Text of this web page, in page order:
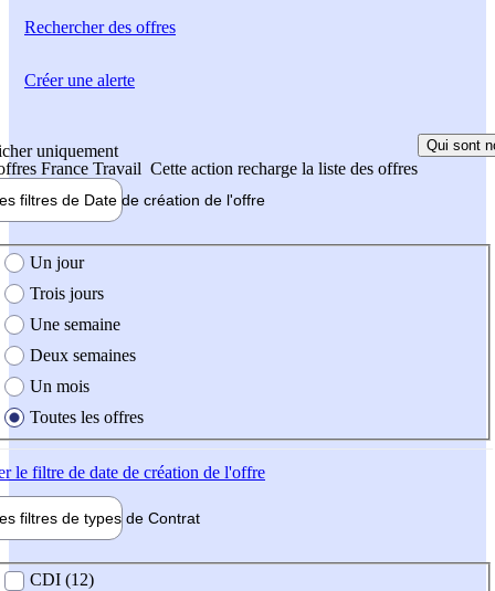
Rechercherdes offres
uniquement
France Travail Cette action recharge la liste des offres
Qui sont
filtres de Date de création de l'offre
création de l'offre
Un jour
Trois jours
Une semaine
Deux semaines
Un mois
Toutes les offres
le filtre de date de création de l'offre
filtres de types de Contrat
contrat
CDI (12)
Créer une alerte